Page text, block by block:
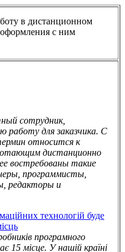
в дистанционном
оформления с ним
сотрудник,
работу для заказчика. С
относится к
дистанционно
востребованы такие
программисты,
редакторы и
технологій буде
програмного
15 місце. У нашій країні